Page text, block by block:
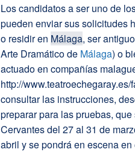
Los candidatos a ser uno de
pueden enviar sus solicitudes
o residir en Málaga, ser
Arte Dramático de Málaga) o
actuado en compañías
http://
consultar las instrucciones,
preparar para las pruebas,
Cervantes del 27 al 31 de
abril y se pondrá en escena